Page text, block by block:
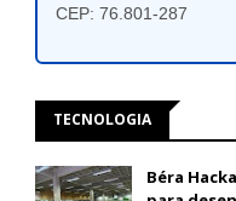
CEP: 76.801-287
TECNOLOGIA
Béra